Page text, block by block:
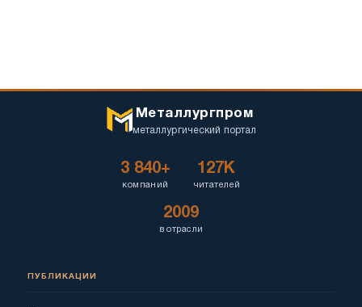
Металлургпром
металлургический портал
3 840+
компаний
127K
читателей
2009
в отрасли
ПУБЛИКАЦИИ